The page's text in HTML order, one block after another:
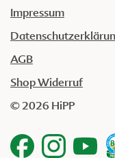
Impressum
AGB
Shop Widerruf
© 2026 HiPP